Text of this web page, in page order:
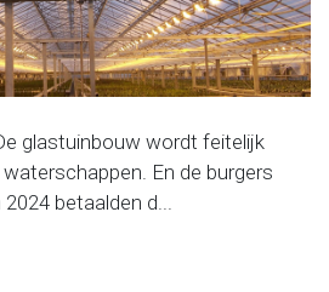
glastuinbouw wordt feitelijk
En de burgers
betaalden d...